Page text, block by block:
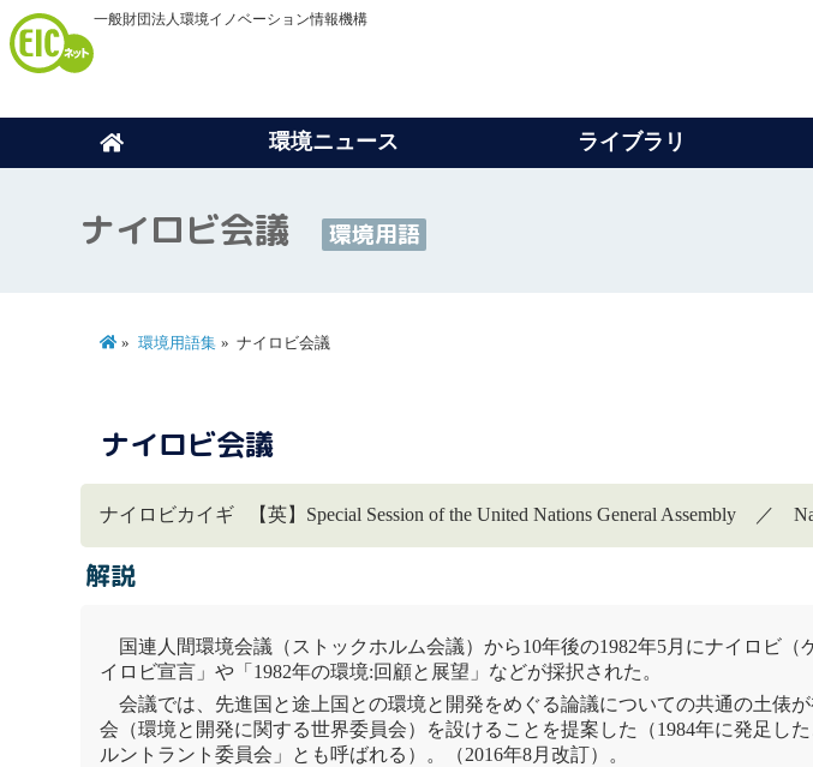
一般財団法人環境イノベーション情報機構
環境ニュース ライブラリ
ナイロビ会議 環境用語
環境用語集 ナイロビ会議
ナイロビ会議
ナイロビカイギ 【英】Special Session of the United Nations General Assembly ／
解説
国連人間環境会議 （ ストックホルム会議）から10年後の1982年5月にナイロビ（
イロビ宣言 」や「1982年の環境:回顧と展望」などが採択された。
会議では、先進国と途上国 との環境と開発をめぐる論議についての共通の土俵
会（環境と開発に関する世界委員会）を設けることを提案した（1984年に発足し
ルントラント委員会 」とも呼ばれる）。（2016年8月改訂）。